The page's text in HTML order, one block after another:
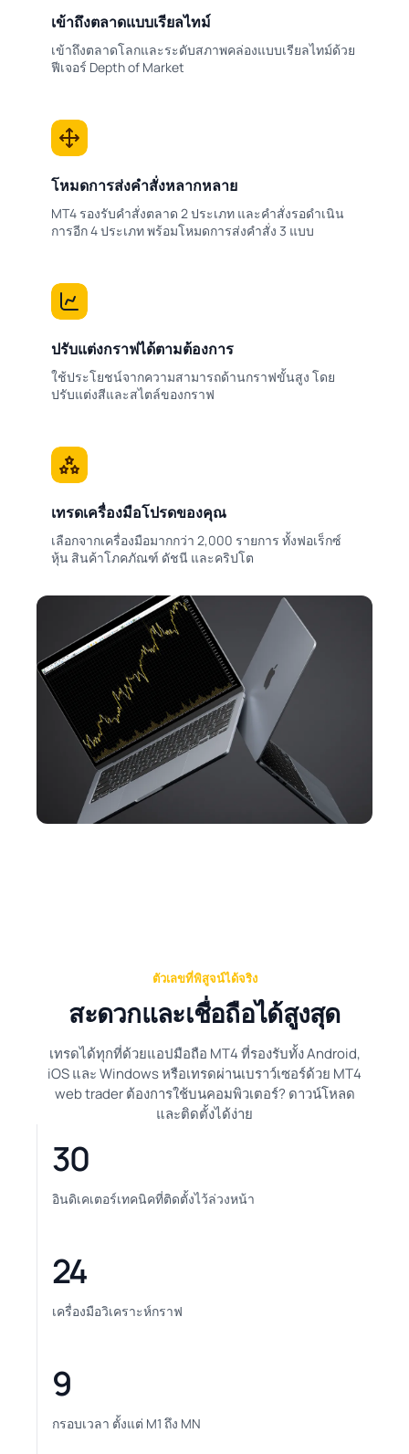
เข้าถึงตลาดแบบเรียลไทม์
เข้าถึงตลาดโลกและระดับสภาพคล่องแบบเรียลไทม์ด้วย
ฟีเจอร์ Depth of Market
โหมดการส่งคำสั่งหลากหลาย
MT4 รองรับคำสั่งตลาด 2 ประเภท และคำสั่งรอดำเนิน
การอีก 4 ประเภท พร้อมโหมดการส่งคำสั่ง 3 แบบ
ปรับแต่งกราฟได้ตามต้องการ
ใช้ประโยชน์จากความสามารถด้านกราฟขั้นสูง โดย
ปรับแต่งสีและสไตล์ของกราฟ
เทรดเครื่องมือโปรดของคุณ
เลือกจากเครื่องมือมากกว่า 2,000 รายการ ทั้งฟอเร็กซ์
หุ้น สินค้าโภคภัณฑ์ ดัชนี และคริปโต
ตัวเลขที่พิสูจน์ได้จริง
สะดวกและเชื่อถือได้สูงสุด
เทรดได้ทุกที่ด้วยแอปมือถือ MT4 ที่รองรับทั้ง Android,
iOS และ Windows หรือเทรดผ่านเบราว์เซอร์ด้วย MT4
web trader ต้องการใช้บนคอมพิวเตอร์? ดาวน์โหลด
และติดตั้งได้ง่าย
30
อินดิเคเตอร์เทคนิคที่ติดตั้งไว้ล่วงหน้า
24
เครื่องมือวิเคราะห์กราฟ
9
กรอบเวลา ตั้งแต่ M1 ถึง MN